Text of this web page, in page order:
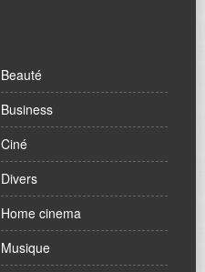
Beauté
Business
Ciné
Divers
Home cinema
Musique